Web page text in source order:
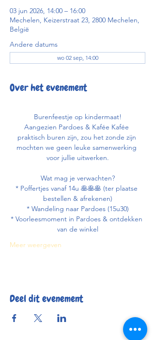
03 jun 2026, 14:00 – 16:00
Mechelen, Keizerstraat 23, 2800 Mechelen,
België
Andere datums
wo 02 sep, 14:00
Over het evenement
Burenfeestje op kindermaat!
Aangezien Pardoes & Kafée Kafée
praktisch buren zijn, zou het zonde zijn
mochten we geen leuke samenwerking
voor jullie uitwerken.
Wat mag je verwachten?
* Poffertjes vanaf 14u 🥞🥞🥞 (ter plaatse
bestellen & afrekenen)
* Wandeling naar Pardoes (15u30)
* Voorleesmoment in Pardoes & ontdekken
van de winkel
Meer weergeven
Deel dit evenement